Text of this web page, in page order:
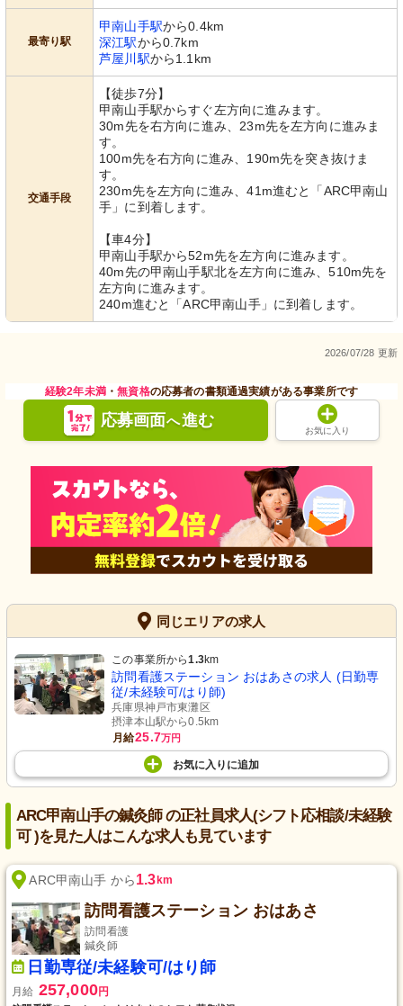
最寄り駅
甲南山手駅から0.4km
深江駅から0.7km
芦屋川駅から1.1km
交通手段
【徒歩7分】
甲南山手駅からすぐ左方向に進みます。
30m先を右方向に進み、23m先を左方向に進みま
す。
100m先を右方向に進み、190m先を突き抜けま
す。
230m先を左方向に進み、41m進むと「ARC甲南山
手」に到着します。
【車4分】
甲南山手駅から52m先を左方向に進みます。
40m先の甲南山手駅北を左方向に進み、510m先を
左方向に進みます。
240m進むと「ARC甲南山手」に到着します。
2026/07/28 更新
経験2年未満・無資格の応募者の書類通過実績がある事業所です
応募画面へ進む
お気に入り
同じエリアの求人
この事業所から1.3km
訪問看護ステーション おはあさの求人 (日勤専
従/未経験可/はり師)
兵庫県神戸市東灘区
摂津本山駅から0.5km
月給25.7万円
お気に入り に追加
ARC甲南山手の鍼灸師 の正社員求人(シフト応相談/未経験
可 )を見た人はこんな求人も見ています
ARC甲南山手 から1.3km
訪問看護ステーション おはあさ
訪問看護
鍼灸師
日勤専従/未経験可/はり師
月給 257,000円